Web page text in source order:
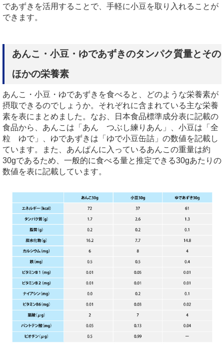
であずきを活用することで、手軽に小豆を取り入れることが
できます。
あんこ・小豆・ゆであずきのタンパク質量とその
ほかの栄養素
あんこ・小豆・ゆであずきを食べると、どのような栄養素が
摂取できるのでしょうか。それぞれに含まれている主な栄養
素を表にまとめました。なお、日本食品標準成分表に記載の
食品から、あんこは「あん つぶし練りあん」、小豆は「全
粒 ゆで」、ゆであずきは「ゆで小豆缶詰」の数値を記載し
ています。また、あんぱんに入っているあんこの重量は約
30gであるため、一般的に食べる量と推定できる30gあたりの
数値を表に記載しています。